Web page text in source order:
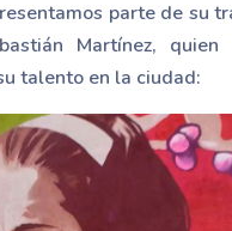
parte de su
Martínez,
talento en la ciudad: